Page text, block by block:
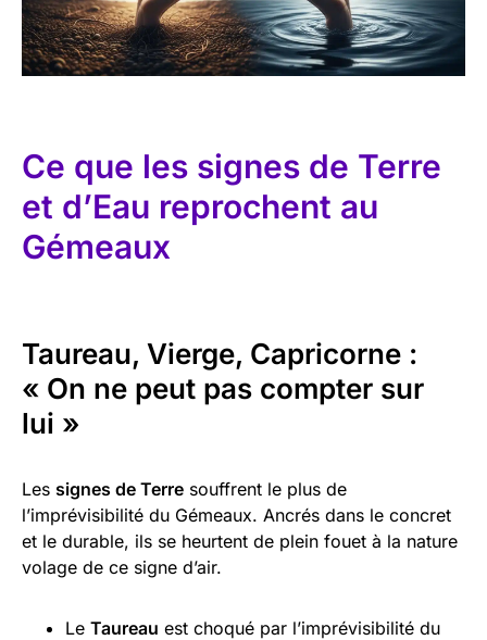
Ce que les signes de Terre
et d’Eau reprochent au
Gémeaux
Taureau, Vierge, Capricorne :
« On ne peut pas compter sur
lui »
Les signes de Terre souffrent le plus de
l’imprévisibilité du Gémeaux. Ancrés dans le concret
et le durable, ils se heurtent de plein fouet à la nature
volage de ce signe d’air.
Le Taureau est choqué par l’imprévisibilité du